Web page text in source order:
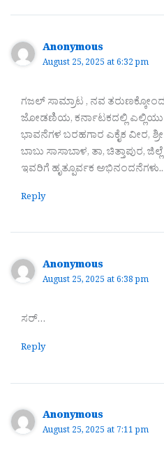
Anonymous
August 25, 2025 at 6:32 pm
ಗಜಲ್ ಸಾಮ್ರಾಟ , ನವ
ಜೋಡಣಿಯ, ಕರ್ನಾಟಕದಲ್ಲಿ
ಭಾವನೆಗಳ ಬರಹಗಾರ ಎಕೈಕ ವೀರ,
ಬಾಬು ಸಾಸಾಬಾಳ, ತಾ, ಚಿತ್ತಾಪುರ,
ಇವರಿಗೆ ಹೃತ್ಪೂರ್ವಕ ಅಭಿನಂದನೆಗಳು..
Reply
Anonymous
August 25, 2025 at 6:38 pm
ಸರ್…
Reply
Anonymous
August 25, 2025 at 7:11 pm